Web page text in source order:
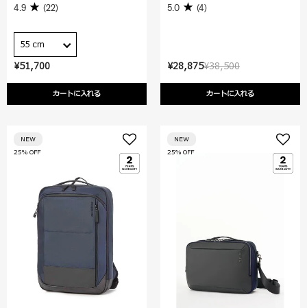
¥51,700
カートに入れる
4.9 (22)
55 cm
¥38,500
¥28,875
カートに入れる
5.0 (4)
25% OFF
NEW
25% OFF
NEW